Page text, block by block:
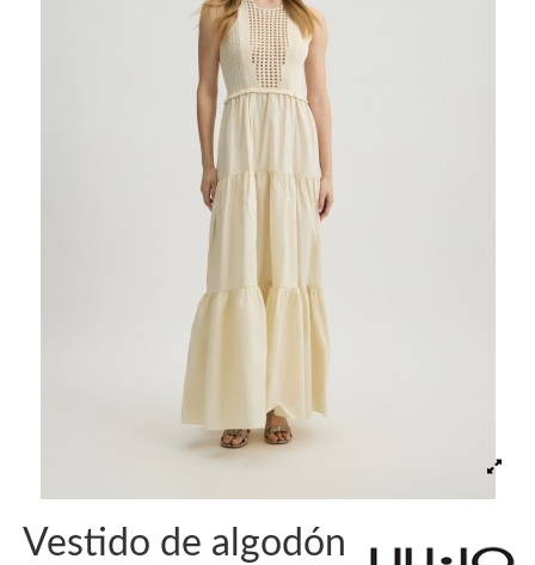
Vestido de algodón